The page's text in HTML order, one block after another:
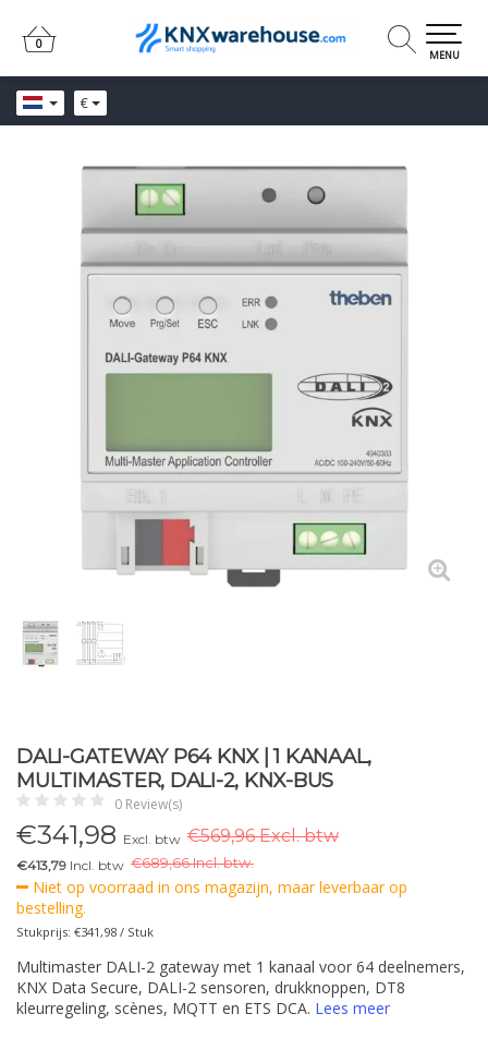
€
0
0
MENU
DALI-GATEWAY P64 KNX | 1 KANAAL,
MULTIMASTER, DALI-2, KNX-BUS
0 Review(s)
€341,98 Excl. btw €569,96 Excl. btw
€413,79 Incl. btw €689,66 Incl. btw.
Niet op voorraad in ons magazijn, maar leverbaar op
bestelling.
Stukprijs: €341,98 / Stuk
Multimaster DALI-2 gateway met 1 kanaal voor 64 deelnemers,
KNX Data Secure, DALI-2 sensoren, drukknoppen, DT8
kleurregeling, scènes, MQTT en ETS DCA. Lees meer